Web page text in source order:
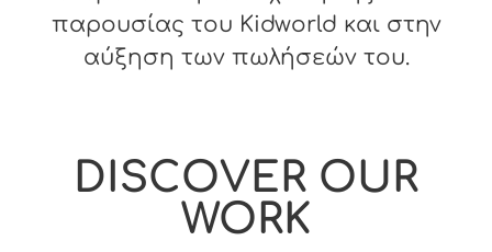
παρουσίας του Kidworld και στην
αύξηση των πωλήσεών του.
DISCOVER OUR
WORK